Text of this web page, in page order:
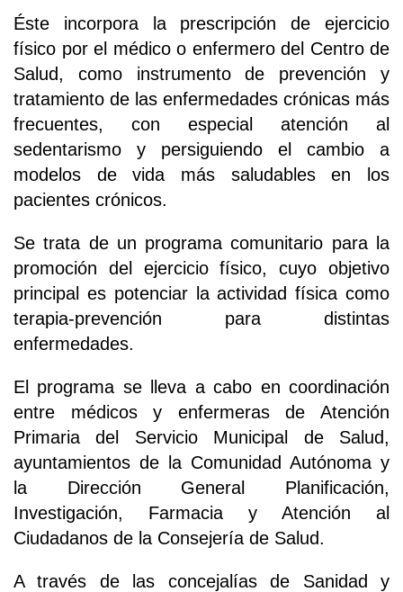
Éste incorpora la prescripción de ejercicio
físico por el médico o enfermero del Centro de
Salud, como instrumento de prevención y
tratamiento de las enfermedades crónicas más
frecuentes, con especial atención al
sedentarismo y persiguiendo el cambio a
modelos de vida más saludables en los
pacientes crónicos.
Se trata de un programa comunitario para la
promoción del ejercicio físico, cuyo objetivo
principal es potenciar la actividad física como
terapia-prevención para distintas
enfermedades.
El programa se lleva a cabo en coordinación
entre médicos y enfermeras de Atención
Primaria del Servicio Municipal de Salud,
ayuntamientos de la Comunidad Autónoma y
la Dirección General Planificación,
Investigación, Farmacia y Atención al
Ciudadanos de la Consejería de Salud.
A través de las concejalías de Sanidad y